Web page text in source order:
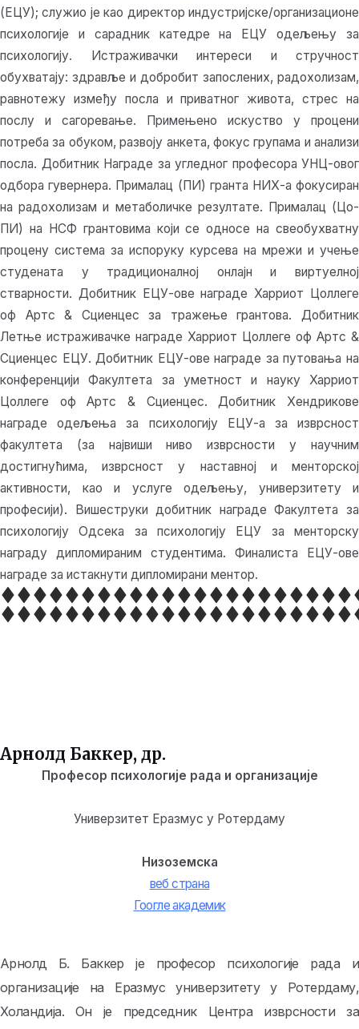
(ЕЦУ); служио је као директор индустријске/организационе
психологије и сарадник катедре на ЕЦУ одељењу за
психологију. Истраживачки интереси и стручност
обухватају: здравље и добробит запослених, радохолизам,
равнотежу између посла и приватног живота, стрес на
послу и сагоревање. Примењено искуство у процени
потреба за обуком, развоју анкета, фокус групама и анализи
посла. Добитник Награде за угледног професора УНЦ-овог
одбора гувернера. Прималац (ПИ) гранта НИХ-а фокусиран
на радохолизам и метаболичке резултате. Прималац (Цо-
ПИ) на НСФ грантовима који се односе на свеобухватну
процену система за испоруку курсева на мрежи и учење
студената у традиционалној онлајн и виртуелној
стварности. Добитник ЕЦУ-ове награде Харриот Цоллеге
оф Артс & Сциенцес за тражење грантова. Добитник
Летње истраживачке награде Харриот Цоллеге оф Артс &
Сциенцес ЕЦУ. Добитник ЕЦУ-ове награде за путовања на
конференцији Факултета за уметност и науку Харриот
Цоллеге оф Артс & Сциенцес. Добитник Хендрикове
награде одељења за психологију ЕЦУ-а за изврсност
факултета (за највиши ниво изврсности у научним
достигнућима, изврсност у наставној и менторској
активности, као и услуге одељењу, универзитету и
професији). Вишеструки добитник награде Факултета за
психологију Одсека за психологију ЕЦУ за менторску
награду дипломираним студентима. Финалиста ЕЦУ-ове
награде за истакнути дипломирани ментор.
Арнолд Баккер, др.
Професор психологије рада и организације
Универзитет Еразмус у Ротердаму
Низоземска
веб страна
Гоогле академик
Арнолд Б. Баккер је професор психологије рада и
организације на Еразмус универзитету у Ротердаму,
Холандија. Он је председник Центра изврсности за